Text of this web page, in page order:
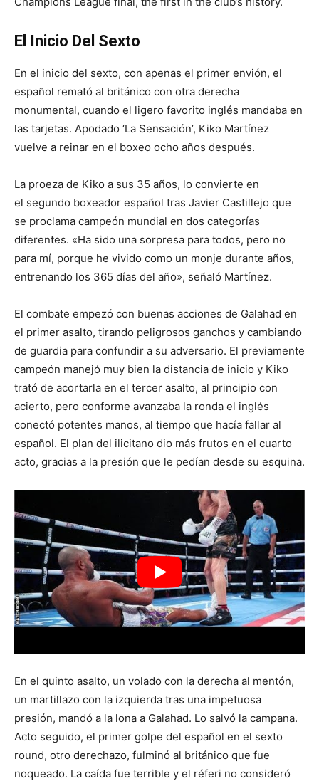
El Inicio Del Sexto
En el inicio del sexto, con apenas el primer envión, el
español remató al británico con otra derecha
monumental, cuando el ligero favorito inglés mandaba en
las tarjetas. Apodado ‘La Sensación’, Kiko Martínez
vuelve a reinar en el boxeo ocho años después.
La proeza de Kiko a sus 35 años, lo convierte en
el segundo boxeador español tras Javier Castillejo que
se proclama campeón mundial en dos categorías
diferentes. «Ha sido una sorpresa para todos, pero no
para mí, porque he vivido como un monje durante años,
entrenando los 365 días del año», señaló Martínez.
El combate empezó con buenas acciones de Galahad en
el primer asalto, tirando peligrosos ganchos y cambiando
de guardia para confundir a su adversario. El previamente
campeón manejó muy bien la distancia de inicio y Kiko
trató de acortarla en el tercer asalto, al principio con
acierto, pero conforme avanzaba la ronda el inglés
conectó potentes manos, al tiempo que hacía fallar al
español. El plan del ilicitano dio más frutos en el cuarto
acto, gracias a la presión que le pedían desde su esquina.
En el quinto asalto, un volado con la derecha al mentón,
un martillazo con la izquierda tras una impetuosa
presión, mandó a la lona a Galahad. Lo salvó la campana.
Acto seguido, el primer golpe del español en el sexto
round, otro derechazo, fulminó al británico que fue
noqueado. La caída fue terrible y el réferi no consideró